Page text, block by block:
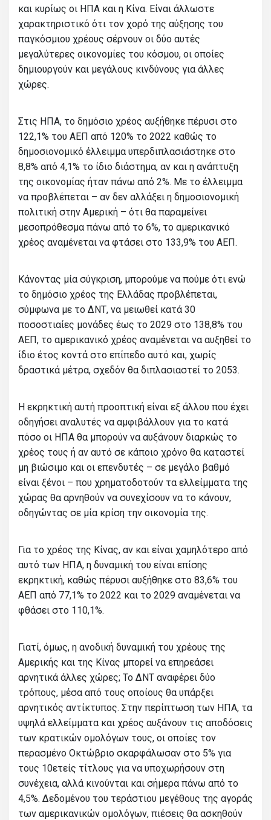
και κυρίως οι ΗΠΑ και η Κίνα. Είναι άλλωστε
χαρακτηριστικό ότι τον χορό της αύξησης του
παγκόσμιου χρέους σέρνουν οι δύο αυτές
μεγαλύτερες οικονομίες του κόσμου, οι οποίες
δημιουργούν και μεγάλους κινδύνους για άλλες
χώρες.
Στις ΗΠΑ, το δημόσιο χρέος αυξήθηκε πέρυσι στο
122,1% του ΑΕΠ από 120% το 2022 καθώς το
δημοσιονομικό έλλειμμα υπερδιπλασιάστηκε στο
8,8% από 4,1% το ίδιο διάστημα, αν και η ανάπτυξη
της οικονομίας ήταν πάνω από 2%. Με το έλλειμμα
να προβλέπεται – αν δεν αλλάξει η δημοσιονομική
πολιτική στην Αμερική – ότι θα παραμείνει
μεσοπρόθεσμα πάνω από το 6%, το αμερικανικό
χρέος αναμένεται να φτάσει στο 133,9% του ΑΕΠ.
Κάνοντας μία σύγκριση, μπορούμε να πούμε ότι ενώ
το δημόσιο χρέος της Ελλάδας προβλέπεται,
σύμφωνα με το ΔΝΤ, να μειωθεί κατά 30
ποσοστιαίες μονάδες έως το 2029 στο 138,8% του
ΑΕΠ, το αμερικανικό χρέος αναμένεται να αυξηθεί το
ίδιο έτος κοντά στο επίπεδο αυτό και, χωρίς
δραστικά μέτρα, σχεδόν θα διπλασιαστεί το 2053.
Η εκρηκτική αυτή προοπτική είναι εξ άλλου που έχει
οδηγήσει αναλυτές να αμφιβάλλουν για το κατά
πόσο οι ΗΠΑ θα μπορούν να αυξάνουν διαρκώς το
χρέος τους ή αν αυτό σε κάποιο χρόνο θα καταστεί
μη βιώσιμο και οι επενδυτές – σε μεγάλο βαθμό
είναι ξένοι – που χρηματοδοτούν τα ελλείμματα της
χώρας θα αρνηθούν να συνεχίσουν να το κάνουν,
οδηγώντας σε μία κρίση την οικονομία της.
Για το χρέος της Κίνας, αν και είναι χαμηλότερο από
αυτό των ΗΠΑ, η δυναμική του είναι επίσης
εκρηκτική, καθώς πέρυσι αυξήθηκε στο 83,6% του
ΑΕΠ από 77,1% το 2022 και το 2029 αναμένεται να
φθάσει στο 110,1%.
Γιατί, όμως, η ανοδική δυναμική του χρέους της
Αμερικής και της Κίνας μπορεί να επηρεάσει
αρνητικά άλλες χώρες; Το ΔΝΤ αναφέρει δύο
τρόπους, μέσα από τους οποίους θα υπάρξει
αρνητικός αντίκτυπος. Στην περίπτωση των ΗΠΑ, τα
υψηλά ελλείμματα και χρέος αυξάνουν τις αποδόσεις
των κρατικών ομολόγων τους, οι οποίες τον
περασμένο Οκτώβριο σκαρφάλωσαν στο 5% για
τους 10ετείς τίτλους για να υποχωρήσουν στη
συνέχεια, αλλά κινούνται και σήμερα πάνω από το
4,5%. Δεδομένου του τεράστιου μεγέθους της αγοράς
των αμερικανικών ομολόγων, πιέσεις θα ασκηθούν